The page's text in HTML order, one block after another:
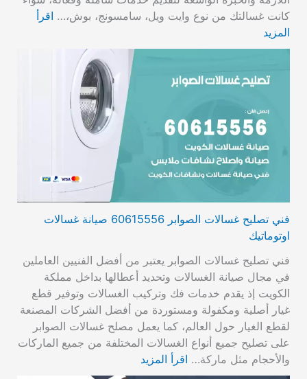
كانت غسالتك من نوع وايت ويل، سامسونج، بوش،… اقرأ
المزيد
فني تصليح غسالات الصوابر 60615556 صيانة غسالات
اوتوماتيك
فني تصليح غسالات الصوابر يعتبر من أفضل الفنيين العاملين
في مجال صيانة الغسالات وتحديد أعطالها بداخل مملكة
الكويت إذ يقدم خدمات فك وتركيب الغسالات وتوفير قطع
غيار أصلية ومكفولة ومستوردة من أفضل الشركات المصنعة
لقطع الغيار حول العالم، كما يعمل مصلح غسالات الصوابر
على تصليح جميع أنواع الغسالات المختلفة من جميع الماركات
والأحجام مثل ماركة… اقرأ المزيد